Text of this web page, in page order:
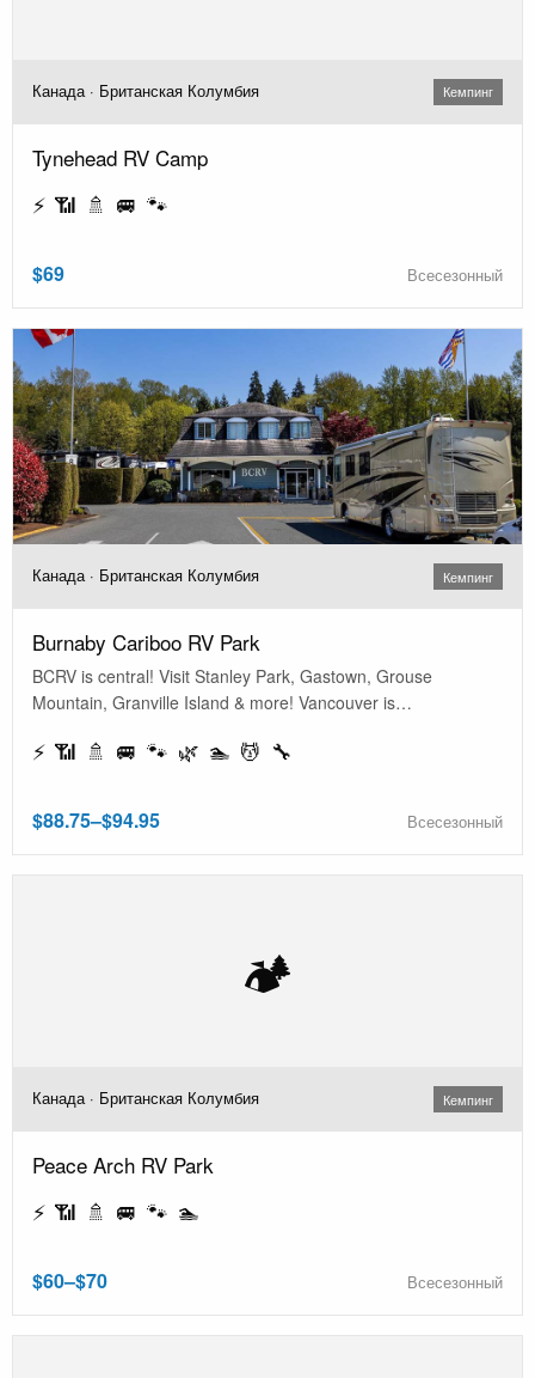
Канада · Британская Колумбия Кемпинг
Tynehead RV Camp
⚡ 📶 🚿 🚐 🐾
$69 Всесезонный
Канада · Британская Колумбия Кемпинг
Burnaby Cariboo RV Park
BCRV is central! Visit Stanley Park, Gastown, Grouse
Mountain, Granville Island & more! Vancouver is…
⚡ 📶 🚿 🚐 🐾 🌿 🏊 💆 🔧
$88.75–$94.95 Всесезонный
🏕️
Канада · Британская Колумбия Кемпинг
Peace Arch RV Park
⚡ 📶 🚿 🚐 🐾 🏊
$60–$70 Всесезонный